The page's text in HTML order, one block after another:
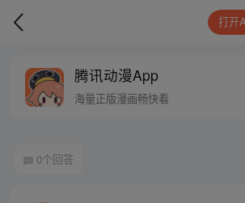
打开
腾讯动漫App
海量正版漫画畅快看
0个回答